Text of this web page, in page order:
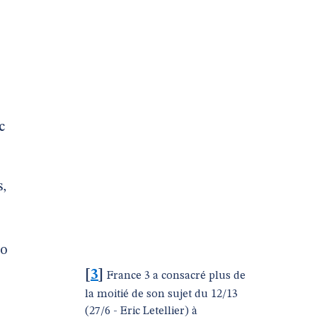
3
France 3 a consacré plus de
la moitié de son sujet du 12/13
(27/6 - Eric Letellier) à